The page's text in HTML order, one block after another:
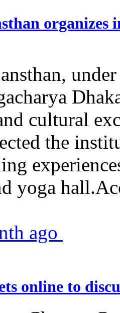
cultural
the
yoga
ago
online to